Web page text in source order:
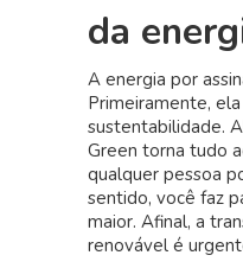
da
A energia por
Primeiramente,
sustentabilidade.
Green torna tudo
qualquer pessoa
sentido, você faz
maior. Afinal, a
renovável é